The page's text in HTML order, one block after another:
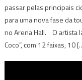
passar pelas principais
para uma nova fase da
no Arena Hall. O artista
Coco”, com 12 faixas, 10